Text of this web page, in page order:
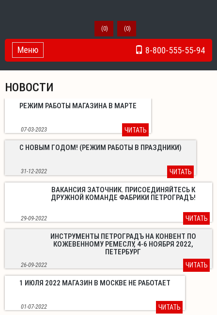
(0) (0)
8-800-555-55-94
Toggle Navigation
Меню
НОВОСТИ
РЕЖИМ РАБОТЫ МАГАЗИНА В МАРТЕ
07-03-2023 ЧИТАТЬ
С НОВЫМ ГОДОМ! (РЕЖИМ РАБОТЫ В ПРАЗДНИКИ)
31-12-2022 ЧИТАТЬ
ВАКАНСИЯ ЗАТОЧНИК. ПРИСОЕДИНЯЙТЕСЬ К
ДРУЖНОЙ КОМАНДЕ ФАБРИКИ ПЕТРОГРАДЪ!
29-09-2022 ЧИТАТЬ
ИНСТРУМЕНТЫ ПЕТРОГРАДЪ НА КОНВЕНТ ПО
КОЖЕВЕННОМУ РЕМЕСЛУ, 4-6 НОЯБРЯ 2022,
ПЕТЕРБУРГ
26-09-2022 ЧИТАТЬ
1 ИЮЛЯ 2022 МАГАЗИН В МОСКВЕ НЕ РАБОТАЕТ
01-07-2022 ЧИТАТЬ